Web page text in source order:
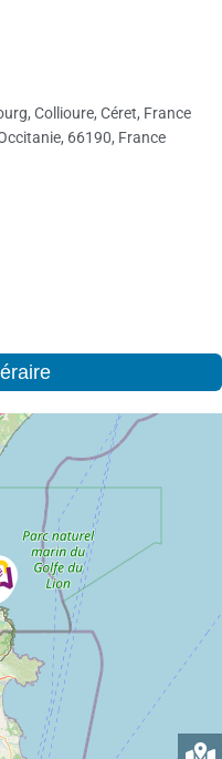
Collioure, Céret, France
66190, France